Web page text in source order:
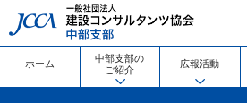
JCCA
ホーム 中部支部の
ご紹介 広報活動